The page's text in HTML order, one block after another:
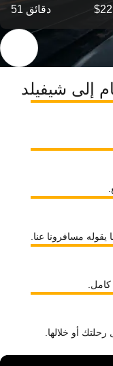
51 دقائق $22
إلى شيفيلد
يقوله مسافرونا عنا.
أو خلالها.